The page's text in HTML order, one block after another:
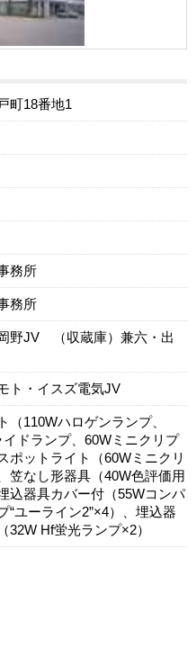
町18番地1
務所
務所
野JV （収蔵庫）兼六・出
ト・イスズ電気JV
（110Wハロゲンランプ、
ドランプ、60Wミニクリプ
ポットライト（60Wミニクリ
笠なし形器具（40W色評価用
込器具カバー付（55Wコンパ
“ユーライン2”×4）、埋込器
32W Hf蛍光ランプ×2）